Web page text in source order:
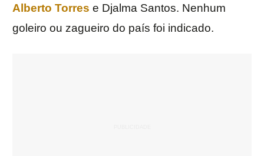
Alberto Torres e Djalma Santos. Nenhum
goleiro ou zagueiro do país foi indicado.